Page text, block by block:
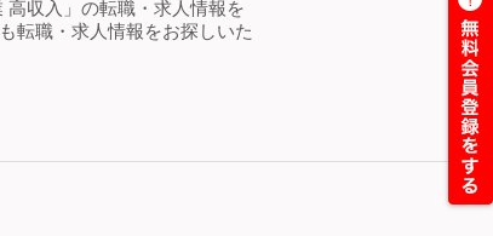
収入」の転職・求人情報を
転職・求人情報をお探しいた